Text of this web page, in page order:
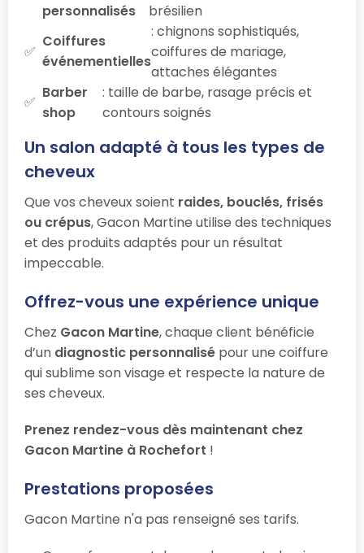
personnalisés
brésilien
Coiffures
événementielles
: chignons sophistiqués,
coiffures de mariage,
attaches élégantes
Barber
shop
: taille de barbe, rasage précis et
contours soignés
Un salon adapté à tous les types de
cheveux
Que vos cheveux soient raides, bouclés, frisés
ou crépus, Gacon Martine utilise des techniques
et des produits adaptés pour un résultat
impeccable.
Offrez-vous une expérience unique
Chez Gacon Martine, chaque client bénéficie
d’un diagnostic personnalisé pour une coiffure
qui sublime son visage et respecte la nature de
ses cheveux.
Prenez rendez-vous dès maintenant chez
Gacon Martine à Rochefort !
Prestations proposées
Gacon Martine n'a pas renseigné ses tarifs.